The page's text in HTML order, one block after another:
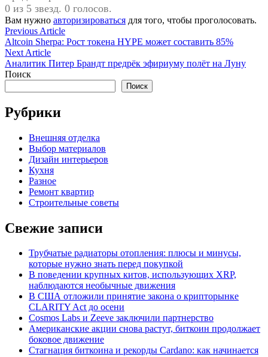
0 из 5 звезд. 0 голосов.
Вам нужно авторизироваться для того, чтобы проголосовать.
Навигация
по
записям
Previous ArticlePrevious
article:
Altcoin Sherpa: Рост токена HYPE может составить 85%
Next ArticleNext
article:
Аналитик Питер Брандт предрёк эфириуму полёт на Луну
Поиск
Поиск
Рубрики
Внешняя отделка
Выбор материалов
Дизайн интерьеров
Кухня
Разное
Ремонт квартир
Строительные советы
Свежие записи
Трубчатые радиаторы отопления: плюсы и минусы,
которые нужно знать перед покупкой
В поведении крупных китов, использующих XRP,
наблюдаются необычные движения
В США отложили принятие закона о крипторынке
CLARITY Act до осени
Cosmos Labs и Zeeve заключили партнерство
Американские акции снова растут, биткоин продолжает
боковое движение
Стагнация биткоина и рекорды Cardano: как начинается